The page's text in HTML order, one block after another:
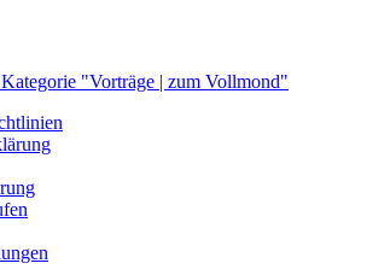
"Vorträge | zum Vollmond"